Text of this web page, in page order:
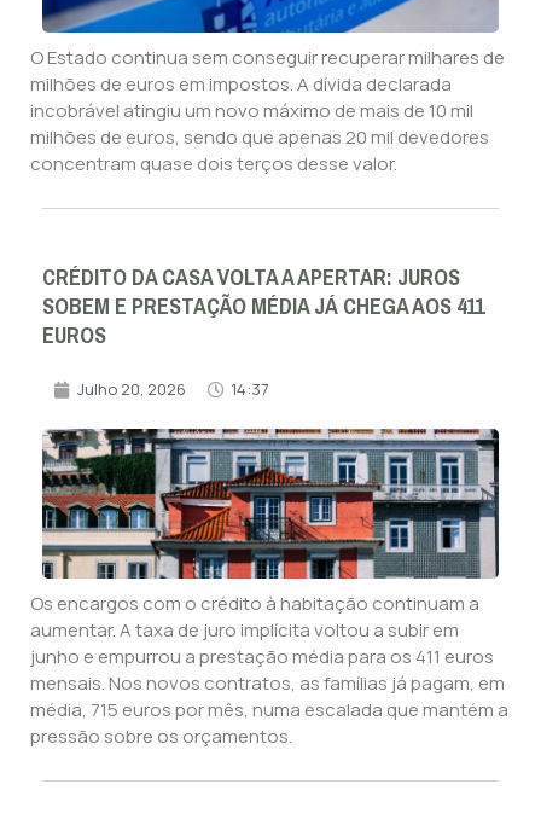
O Estado continua sem conseguir recuperar milhares de
milhões de euros em impostos. A dívida declarada
incobrável atingiu um novo máximo de mais de 10 mil
milhões de euros, sendo que apenas 20 mil devedores
concentram quase dois terços desse valor.
CRÉDITO DA CASA VOLTA A APERTAR: JUROS
SOBEM E PRESTAÇÃO MÉDIA JÁ CHEGA AOS 411
EUROS
Julho 20, 2026 14:37
Os encargos com o crédito à habitação continuam a
aumentar. A taxa de juro implícita voltou a subir em
junho e empurrou a prestação média para os 411 euros
mensais. Nos novos contratos, as famílias já pagam, em
média, 715 euros por mês, numa escalada que mantém a
pressão sobre os orçamentos.